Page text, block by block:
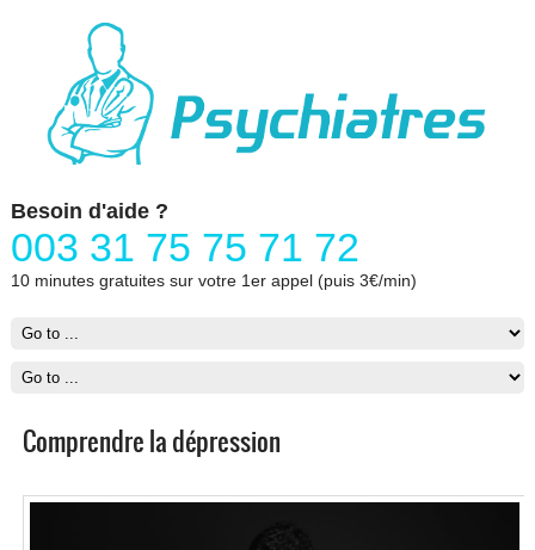
Besoin d'aide ?
003 31 75 75 71 72
10 minutes gratuites sur votre 1er appel (puis 3€/min)
Comprendre la dépression